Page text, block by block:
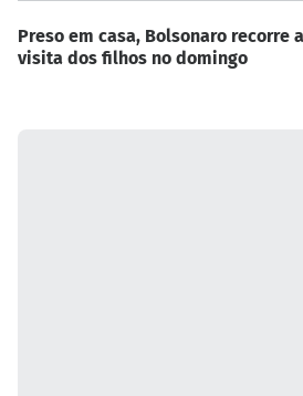
Preso em casa, Bolsonaro recorre
visita dos filhos no domingo